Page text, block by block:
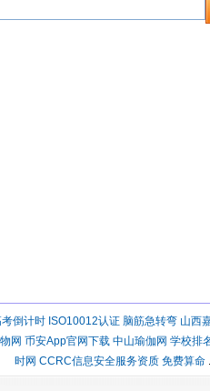
倒计时 ISO10012认证 脑筋急转弯 山西
网 币安App官网下载 中山瑜伽网 学校排
时网 CCRC信息安全服务资质 免费算命